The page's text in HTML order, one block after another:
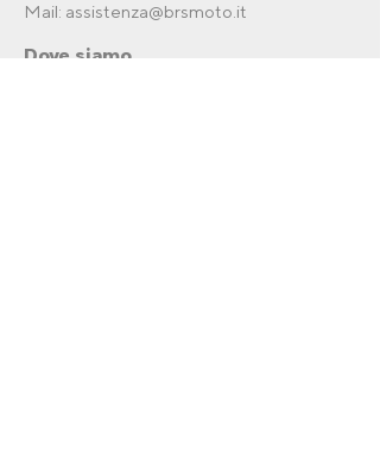
Mail: assistenza@brsmoto.it
Dove siamo